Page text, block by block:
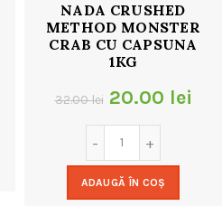
NADA CRUSHED
METHOD MONSTER
CRAB CU CAPSUNA
1KG
32.00lei Prețul
inițial
a
fost:
20.00 lei
ADAUGĂ ÎN COȘ